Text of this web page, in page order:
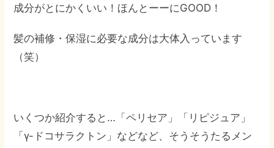
成分がとにかくいい！ほんとーーにGOOD！
髪の補修・保湿に必要な成分は大体入っています
（笑）
いくつか紹介すると…「ペリセア」「リピジュア」
「γ-ドコサラクトン」などなど、そうそうたるメン